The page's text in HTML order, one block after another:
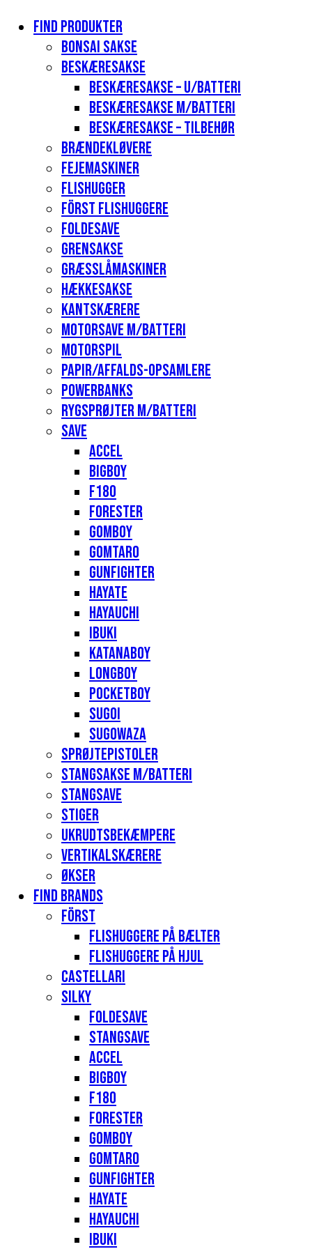
Find produkter
Bonsai sakse
Beskæresakse
Beskæresakse – u/batteri
Beskæresakse m/batteri
Beskæresakse – tilbehør
Brændekløvere
Fejemaskiner
Flishugger
Först flishuggere
Foldesave
Grensakse
Græsslåmaskiner
Hækkesakse
Kantskærere
Motorsave m/batteri
Motorspil
Papir/affalds-opsamlere
Powerbanks
Rygsprøjter m/batteri
Save
Accel
Bigboy
F180
Forester
Gomboy
Gomtaro
Gunfighter
Hayate
Hayauchi
Ibuki
Katanaboy
Longboy
Pocketboy
Sugoi
Sugowaza
Sprøjtepistoler
Stangsakse m/batteri
Stangsave
Stiger
Ukrudtsbekæmpere
Vertikalskærere
Økser
Find Brands
Först
Flishuggere på bælter
Flishuggere på hjul
Castellari
Silky
Foldesave
Stangsave
Accel
Bigboy
F180
Forester
Gomboy
Gomtaro
Gunfighter
Hayate
Hayauchi
Ibuki